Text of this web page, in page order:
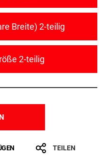
Breite) 2-teilig
2-teilig
TEILEN